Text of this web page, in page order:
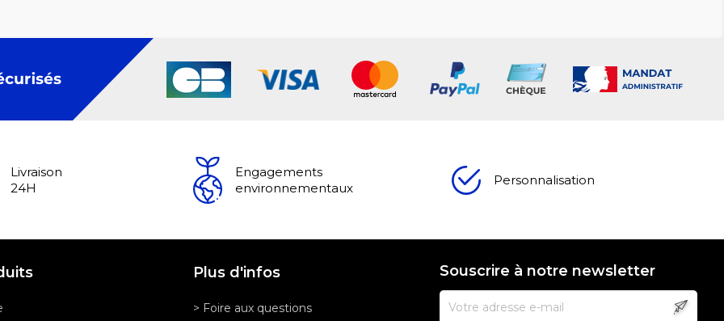
Livraison
24H
Engagements
environnementaux
Personnalisation
Plus d'infos
> Foire aux questions
Souscrire à notre newsletter